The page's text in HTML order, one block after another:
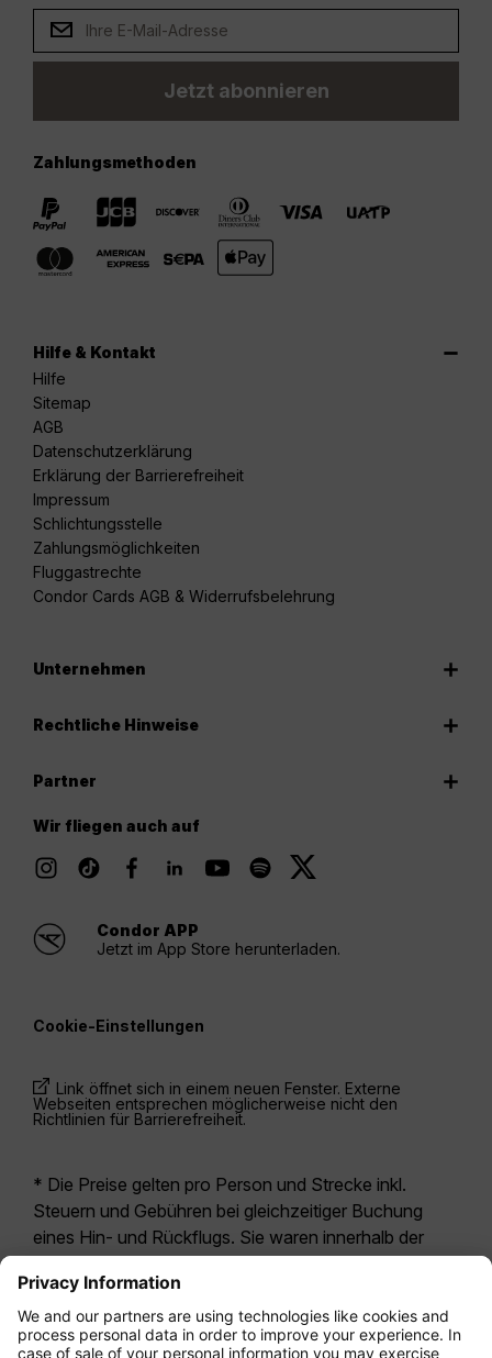
Jetzt abonnieren
Zahlungsmethoden
Hilfe & Kontakt
Hilfe
Sitemap
AGB
Datenschutzerklärung
Erklärung der Barrierefreiheit
Impressum
Schlichtungsstelle
Zahlungsmöglichkeiten
Fluggastrechte
Condor Cards AGB & Widerrufsbelehrung
Unternehmen
Rechtliche Hinweise
Partner
Wir fliegen auch auf
Condor APP
Jetzt im App Store herunterladen.
Cookie-Einstellungen
Link öffnet sich in einem neuen Fenster. Externe
Webseiten entsprechen möglicherweise nicht den
Richtlinien für Barrierefreiheit.
* Die Preise gelten pro Person und Strecke inkl.
Steuern und Gebühren bei gleichzeitiger Buchung
eines Hin- und Rückflugs. Sie waren innerhalb der
möglicherweise nicht mehr aktuell. Bei den für die
Economy Class angegebenen Tarifen handelt es
sich i.d.R. um Economy Zero, unsere restriktivste